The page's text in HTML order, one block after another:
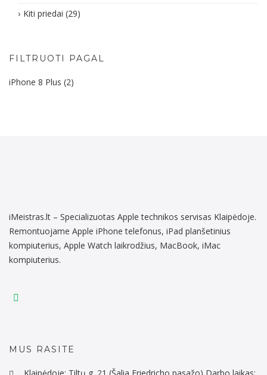
Kiti priedai (29)
FILTRUOTI PAGAL
iPhone 8 Plus (2)
iMeistras.lt – Specializuotas Apple technikos servisas Klaipėdoje.
Remontuojame Apple iPhone telefonus, iPad planšetinius
kompiuterius, Apple Watch laikrodžius, MacBook, iMac
kompiuterius.
MUS RASITE